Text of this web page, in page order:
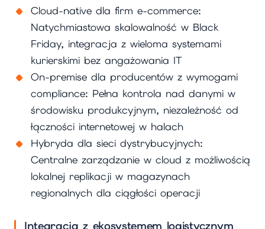
Cloud-native dla firm e-commerce:
Natychmiastowa skalowalność w Black
Friday, integracja z wieloma systemami
kurierskimi bez angażowania IT
On-premise dla producentów z wymogami
compliance: Pełna kontrola nad danymi w
środowisku produkcyjnym, niezależność od
łączności internetowej w halach
Hybryda dla sieci dystrybucyjnych:
Centralne zarządzanie w cloud z możliwością
lokalnej replikacji w magazynach
regionalnych dla ciągłości operacji
Integracja z ekosystemem logistycznym